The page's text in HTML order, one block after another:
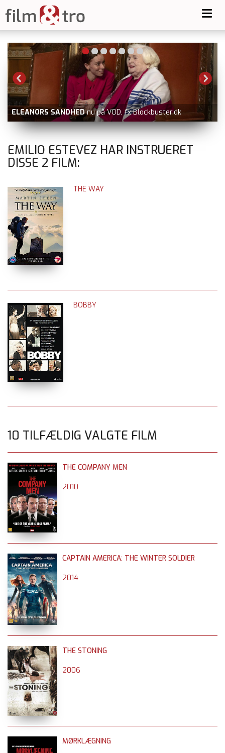
ELEANORS SANDHED nu på VOD, fx Blockbuster.dk
EMILIO ESTEVEZ HAR INSTRUERET
DISSE 2 FILM:
THE WAY
BOBBY
10 TILFÆLDIG VALGTE FILM
THE COMPANY MEN
2010
CAPTAIN AMERICA: THE WINTER SOLDIER
2014
THE STONING
2006
MØRKLÆGNING